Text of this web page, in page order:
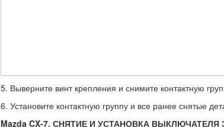
5. Выверните винт крепления и снимите контактную
6. Установите контактную группу и все ранее снятые
Mazda CX-7. СНЯТИЕ И УСТАНОВКА